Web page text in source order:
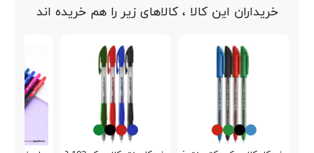
خریداران این کالا ، کالاهای زیر را هم خریده اند